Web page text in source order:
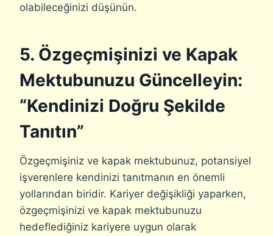
olabileceğinizi düşünün.
5. Özgeçmişinizi ve Kapak
Mektubunuzu Güncelleyin:
“Kendinizi Doğru Şekilde
Tanıtın”
Özgeçmişiniz ve kapak mektubunuz, potansiyel
işverenlere kendinizi tanıtmanın en önemli
yollarından biridir. Kariyer değişikliği yaparken,
özgeçmişinizi ve kapak mektubunuzu
hedeflediğiniz kariyere uygun olarak